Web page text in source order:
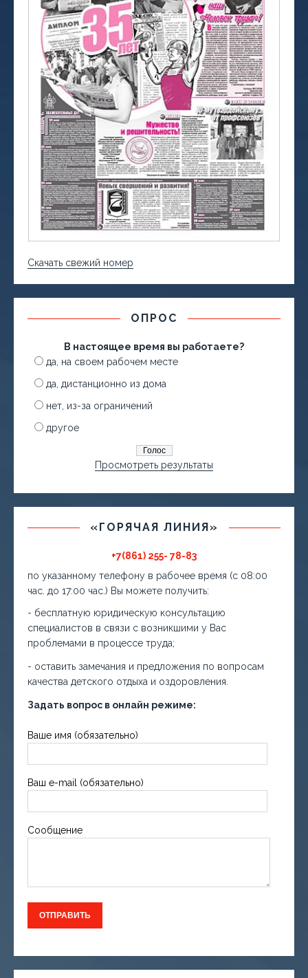
Скачать свежий номер
ОПРОС
В настоящее время вы работаете?
да, на своем рабочем месте
да, дистанционно из дома
нет, из-за ограничений
другое
Просмотреть результаты
«ГОРЯЧАЯ ЛИНИЯ»
+7(861) 255- 78-83
по указанному телефону в рабочее время (с 08:00
час. до 17:00 час.) Вы можете получить:
- бесплатную юридическую консультацию
специалистов в связи с возникшими у Вас
проблемами в процессе труда;
- оставить замечания и предложения по вопросам
качества детского отдыха и оздоровления.
Задать вопрос в онлайн режиме:
Ваше имя (обязательно)
Ваш e-mail (обязательно)
Сообщение